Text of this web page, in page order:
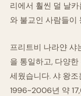
리에서 훨씬 덜 날카
와 불교인 사람들이
프리트비 나라얀 샤
을 통일하고, 다양한
세웠습니다. 샤 왕
1996~2006년 약